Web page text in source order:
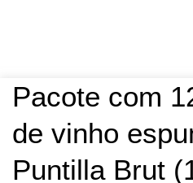
Pacote com
de vinho
Puntilla Brut